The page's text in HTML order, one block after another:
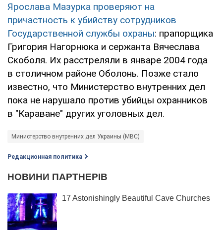
Ярослава Мазурка проверяют на
причастность к убийству сотрудников
Государственной службы охраны: прапорщика
Григория Нагорнюка и сержанта Вячеслава
Скоболя. Их расстреляли в январе 2004 года
в столичном районе Оболонь. Позже стало
известно, что Министерство внутренних дел
пока не нарушало против убийцы охранников
в "Караване" других уголовных дел.
Министерство внутренних дел Украины (МВС)
Редакционная политика